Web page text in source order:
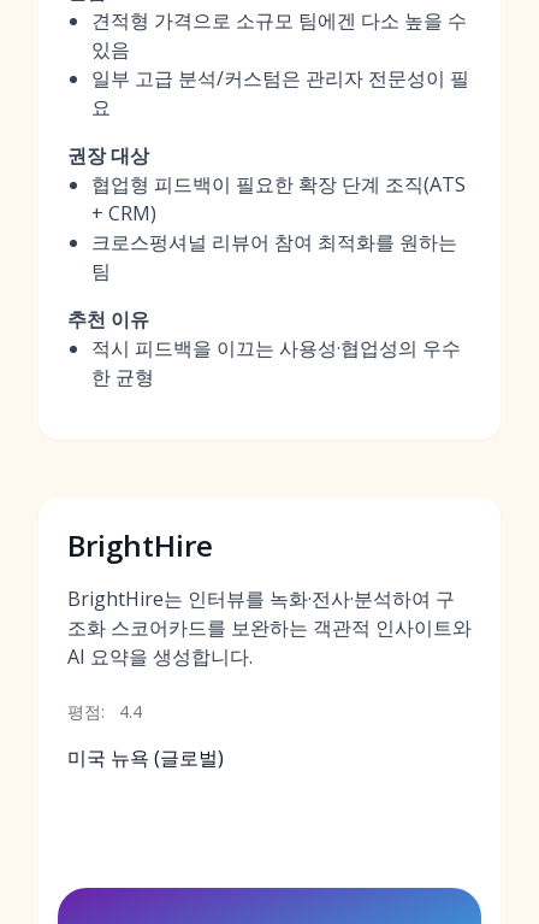
견적형 가격으로 소규모 팀에겐 다소 높을 수
있음
일부 고급 분석/커스텀은 관리자 전문성이 필
요
권장 대상
협업형 피드백이 필요한 확장 단계 조직(ATS
+ CRM)
크로스펑셔널 리뷰어 참여 최적화를 원하는
팀
추천 이유
적시 피드백을 이끄는 사용성·협업성의 우수
한 균형
BrightHire
BrightHire는 인터뷰를 녹화·전사·분석하여 구
조화 스코어카드를 보완하는 객관적 인사이트와
AI 요약을 생성합니다.
평점: 4.4
미국 뉴욕 (글로벌)